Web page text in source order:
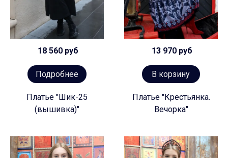
18 560 руб
Подробнее
Платье "Шик-25
(вышивка)"
13 970 руб
В корзину
Платье "Крестьянка.
Вечорка"